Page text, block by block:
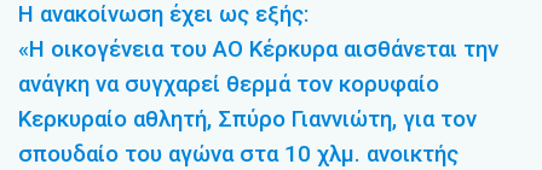
Η ανακοίνωση έχει ως εξής:
«Η οικογένεια του ΑΟ Κέρκυρα αισθάνεται την
ανάγκη να συγχαρεί θερμά τον κορυφαίο
Κερκυραίο αθλητή, Σπύρο Γιαννιώτη, για τον
σπουδαίο του αγώνα στα 10 χλμ. ανοικτής